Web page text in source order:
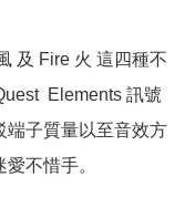
及 Fire 火 這四種不
Elements 訊號
端子質量以至音效方
不惜手。